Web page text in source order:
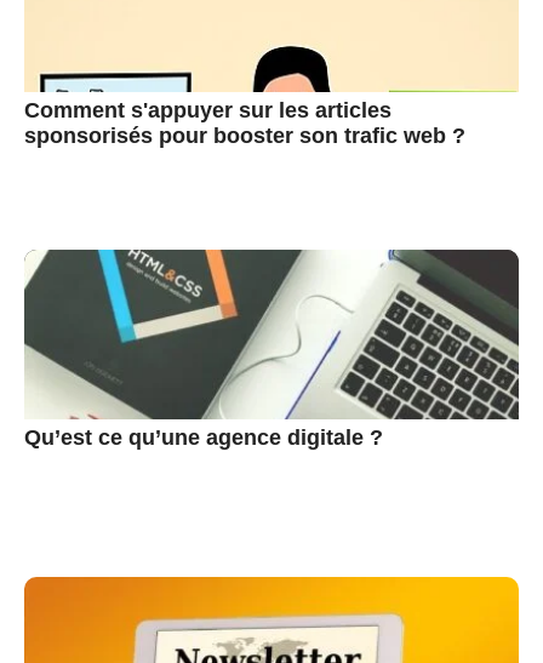
Comment s'appuyer sur les articles
sponsorisés pour booster son trafic web ?
Qu’est ce qu’une agence digitale ?